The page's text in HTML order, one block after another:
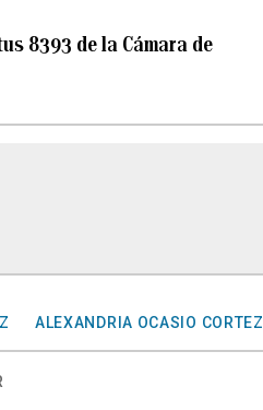
8393 de la Cámara de
ALEXANDRIA OCASIO CORTEZ